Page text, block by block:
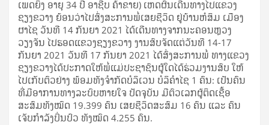
ເພດຍິງ ອາຍຸ 34 ປີ ອາຊີບ ຄ້າຂາຍ) ເຫດຜົນເດີນທາງໄປແຂວງ
ຊຽງຂວາງ ຍ້ອນວ່າໄປສົ່ງສະການພໍ່ເສຍຊີວິດ ຢູ່ບ້ານຫໍສິມ ເມືອງ
ຜາໄຊ ວັນທີ 14 ກັນຍາ 2021 ໄດ້ເດີນທາງຈາກນະຄອນຫຼວງ
ວຽງຈັນ ໄປຮອດແຂວງຊຽງຂວາງ ງານສົບຈັດແຕ່ວັນທີ 14-17
ກັນຍາ 2021 ວັນທີ 17 ກັນຍາ 2021 ໄດ້ສົ່ງສະການພໍ່ ທາງແຂວງ
ຊຽງຂວາງໄດ້ປະກາດໃຫ້ພໍ່ແມ່ປະຊາຊົນຜູ້ໃດໄດ້ຮ່ວມງານສົບ ໃຫ້
ໄປເກັບຕົວຢ່າງ ພ້ອມທັງຈຳກັດບໍລິເວນ ບໍລິຄໍາໄຊ 1 ຄົນ: ເປັນຄົນ
ທີ່ມີອາການທາງລະບົບຫາຍໃຈ ປັດຈຸບັນ ມີຕົວເລກຜູ້ຕິດເຊື້ອ
ສະສົມທັງໝົດ 19.399 ຄົນ ເສຍຊີວິດສະສົມ 16 ຄົນ ແລະ ຄົນ
ເຈັບກໍາລັງປິ່ນປົວ ທັງໝົດ 4.255 ຄົນ.